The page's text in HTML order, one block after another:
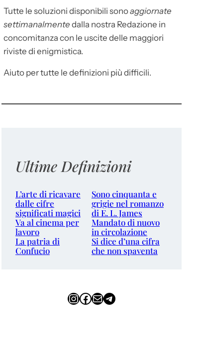
Tutte le soluzioni disponibili sonoaggiornate
settimanalmente dalla nostra Redazione in
concomitanza con le uscite delle maggiori
riviste di enigmistica.
Aiuto per tutte le definizioni più difficili.
Ultime Definizioni
L’arte di ricavare
dalle cifre
significati magici
Sono cinquanta e
grigie nel romanzo
di E. L. James
Va al cinema per
lavoro
Mandato di nuovo
in circolazione
La patria di
Confucio
Si dice d’una cifra
che non spaventa
InstagramFacebook Email Telegram